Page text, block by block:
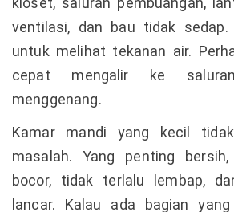
ventilasi, dan bau tidak sedap.
untuk melihat tekanan air.
cepat mengalir ke
menggenang.
Kamar mandi yang kecil
masalah. Yang penting
bocor, tidak terlalu lembap,
lancar. Kalau ada bagian